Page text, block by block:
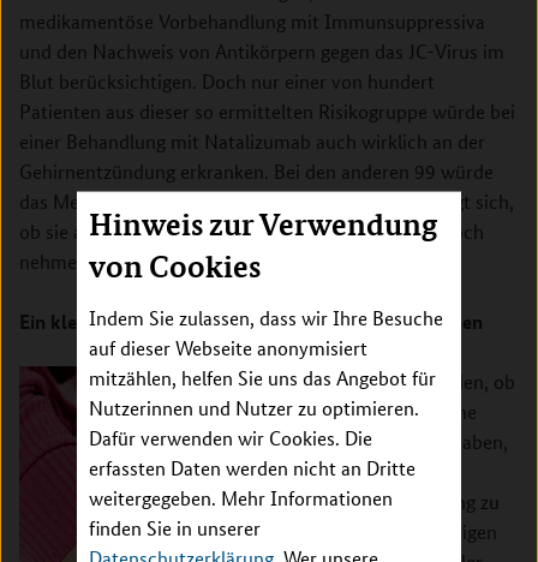
Hinweis zur Verwendung
von Cookies
Indem Sie zulassen, dass wir Ihre Besuche
auf dieser Webseite anonymisiert
mitzählen, helfen Sie uns das Angebot für
Nutzerinnen und Nutzer zu optimieren.
Dafür verwenden wir Cookies. Die
erfassten Daten werden nicht an Dritte
weitergegeben. Mehr Informationen
finden Sie in unserer
medikamentöse Vorbehandlung mit Immunsuppressiva
und den Nachweis von Antikörpern gegen das JC-Virus im
Blut berücksichtigen. Doch nur einer von hundert
Patienten aus dieser so ermittelten Risikogruppe würde bei
einer Behandlung mit Natalizumab auch wirklich an der
Gehirnentzündung erkranken. Bei den anderen 99 würde
das Medikament zu Unrecht abgesetzt. Helga M. fragt sich,
ob sie auch zu den 99 gehört und sie Natalizumab doch
nehmen könnte.
Ein kleines Molekül kann vor Nebenwirkungen warnen
Um herauszufinden, ob
MS-Patienten eine
erhöhte Gefahr haben,
an einer
Gehirnentzündung zu
erkranken, benötigen